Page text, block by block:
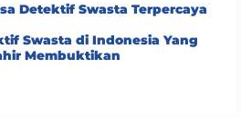
Detektif Swasta Terpercaya
Swasta di Indonesia Yang
Membuktikan